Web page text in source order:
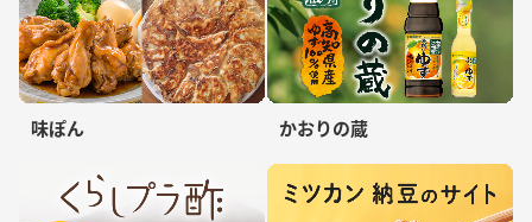
味ぽん かおりの蔵